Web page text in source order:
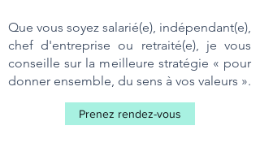
Que vous soyez salarié(e), indépendant(e),
chef d'entreprise ou retraité(e), je vous
conseille sur la meilleure stratégie « pour
donner ensemble, du sens à vos valeurs ».
Prenez rendez-vous